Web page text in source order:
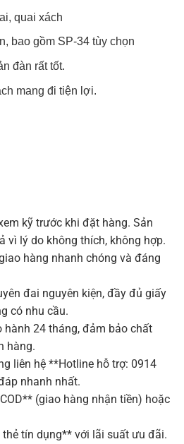
quai xách
bao gồm SP-34 tùy chọn
đàn rất tốt.
mang đi tiện lợi.
kỹ trước khi đặt hàng. Sản
vì lý do không thích, không hợp.
hàng nhanh chóng và đáng
đai nguyên kiện, đầy đủ giấy
có nhu cầu.
hành 24 tháng, đảm bảo chất
hàng.
liên hệ **Hotline hỗ trợ: 0914
nhanh nhất.
(giao hàng nhận tiền) hoặc
tín dụng** với lãi suất ưu đãi.